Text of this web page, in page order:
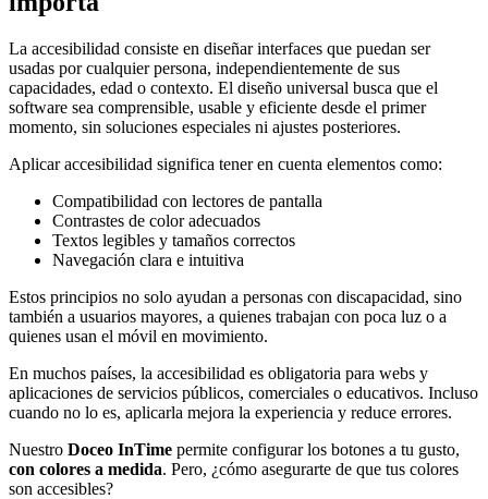
La accesibilidad consiste en diseñar interfaces que puedan ser
usadas por cualquier persona, independientemente de sus
capacidades, edad o contexto. El diseño universal busca que el
software sea comprensible, usable y eficiente desde el primer
momento, sin soluciones especiales ni ajustes posteriores.
Aplicar accesibilidad significa tener en cuenta elementos como:
Compatibilidad con lectores de pantalla
Contrastes de color adecuados
Textos legibles y tamaños correctos
Navegación clara e intuitiva
Estos principios no solo ayudan a personas con discapacidad, sino
también a usuarios mayores, a quienes trabajan con poca luz o a
quienes usan el móvil en movimiento.
En muchos países, la accesibilidad es obligatoria para webs y
aplicaciones de servicios públicos, comerciales o educativos. Incluso
cuando no lo es, aplicarla mejora la experiencia y reduce errores.
Nuestro Doceo InTime permite configurar los botones a tu gusto,
con colores a medida. Pero, ¿cómo asegurarte de que tus colores
son accesibles?